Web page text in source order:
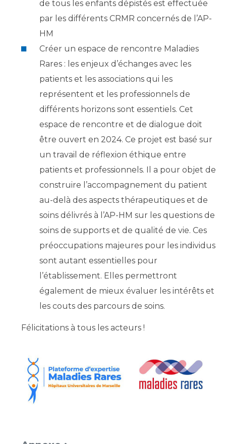
de tous les enfants dépistés est effectuée
par les différents CRMR concernés de l’AP-
HM
Créer un espace de rencontre Maladies
Rares : les enjeux d’échanges avec les
patients et les associations qui les
représentent et les professionnels de
différents horizons sont essentiels. Cet
espace de rencontre et de dialogue doit
être ouvert en 2024. Ce projet est basé sur
un travail de réflexion éthique entre
patients et professionnels. Il a pour objet de
construire l’accompagnement du patient
au-delà des aspects thérapeutiques et de
soins délivrés à l’AP-HM sur les questions de
soins de supports et de qualité de vie. Ces
préoccupations majeures pour les individus
sont autant essentielles pour
l’établissement. Elles permettront
également de mieux évaluer les intérêts et
les couts des parcours de soins.
Félicitations à tous les acteurs !